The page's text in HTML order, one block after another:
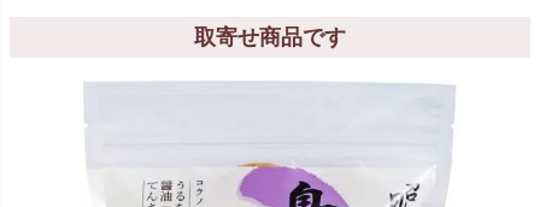
取寄せ商品です